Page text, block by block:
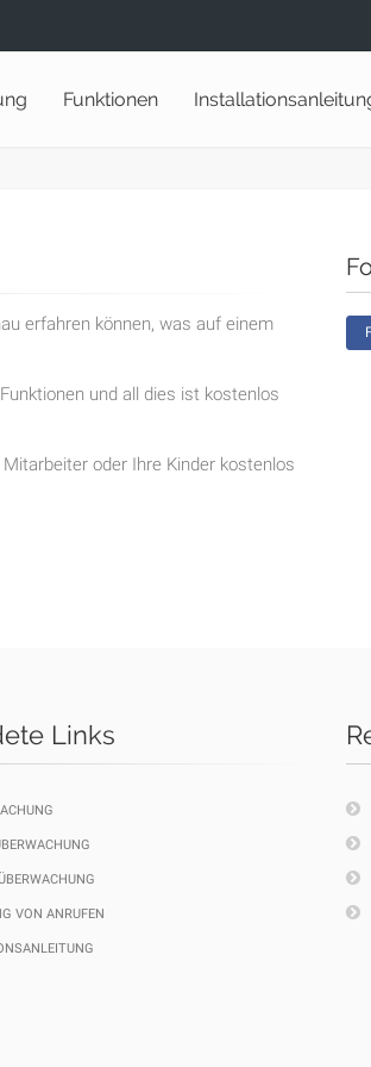
Funktionen
erfahren können, was auf einem
und all dies ist kostenlos
oder Ihre Kinder kostenlos
Links
VON ANRUFEN